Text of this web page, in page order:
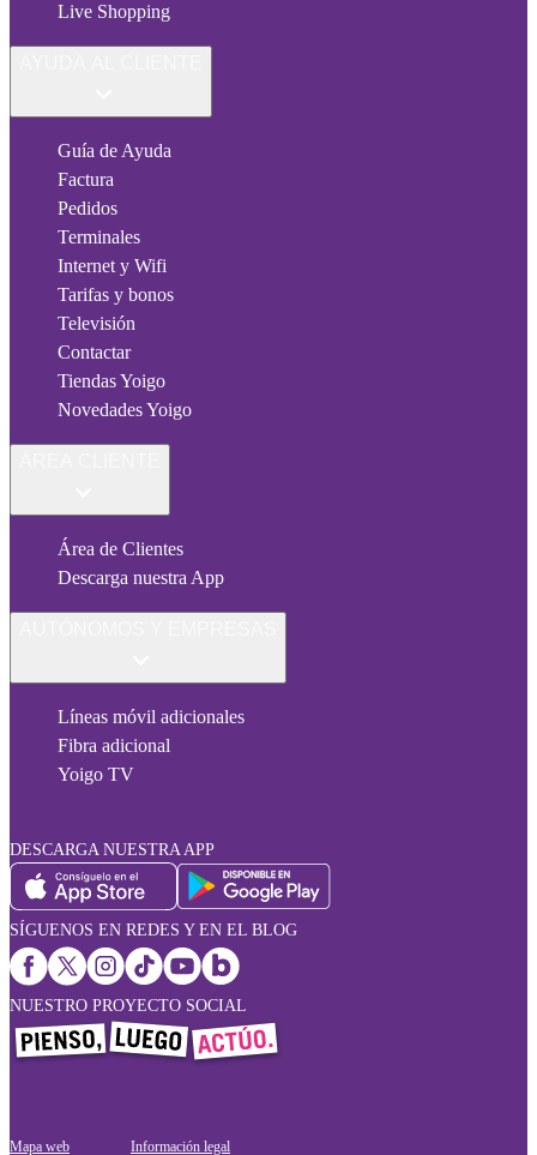
Live Shopping
Guía de Ayuda
Factura
Pedidos
Terminales
Internet y Wifi
Tarifas y bonos
Televisión
Contactar
Tiendas Yoigo
Novedades Yoigo
Área de Clientes
Descarga nuestra App
Líneas móvil adicionales
Fibra adicional
Yoigo TV
DESCARGA NUESTRA APP
SÍGUENOS EN REDES Y EN EL BLOG
NUESTRO PROYECTO SOCIAL
Mapa web Información legal